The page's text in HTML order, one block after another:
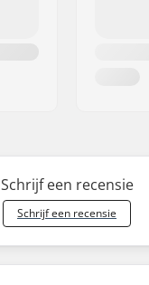
Schrijf een recensie
Schrijf een recensie